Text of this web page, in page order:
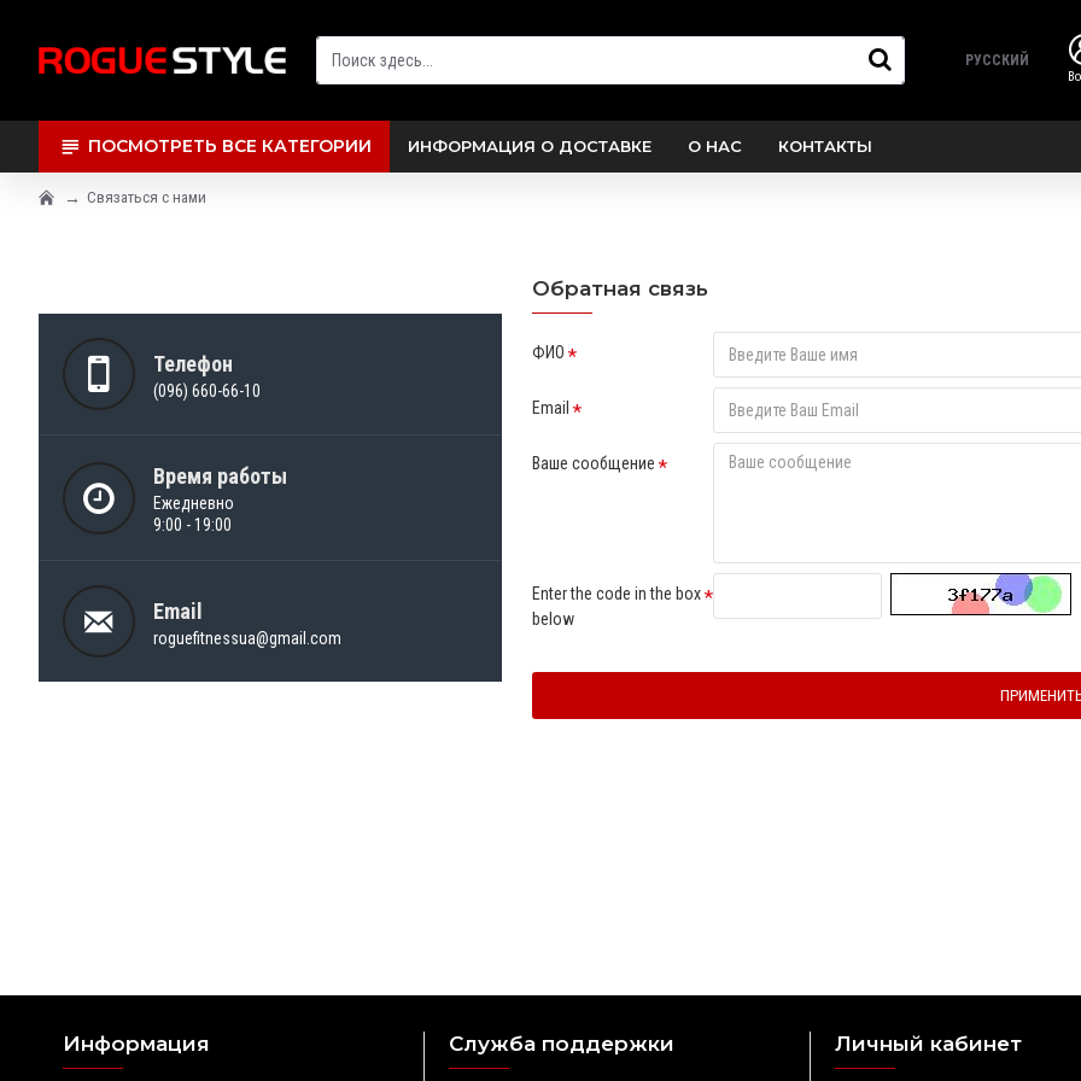
РУССКИЙ
ПОСМОТРЕТЬ ВСЕ КАТЕГОРИИ ИНФОРМАЦИЯ О ДОСТАВКЕ О НАС КОНТАКТЫ
Связаться с нами
Телефон
(096) 660-66-10
Время работы
Ежедневно
9:00 - 19:00
Email
roguefitnessua@gmail.com
Обратная связь
ФИО
Email
Ваше сообщение
Enter the code in the box
below
Информация Служба поддержки Личный кабинет